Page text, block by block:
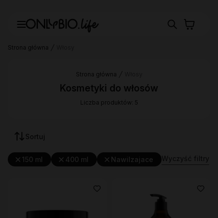
Strona główna
Strona główna
Kosmetyki do włosów
Liczba produktów: 5
Sortuj
150 ml 400 ml Nawilzajace